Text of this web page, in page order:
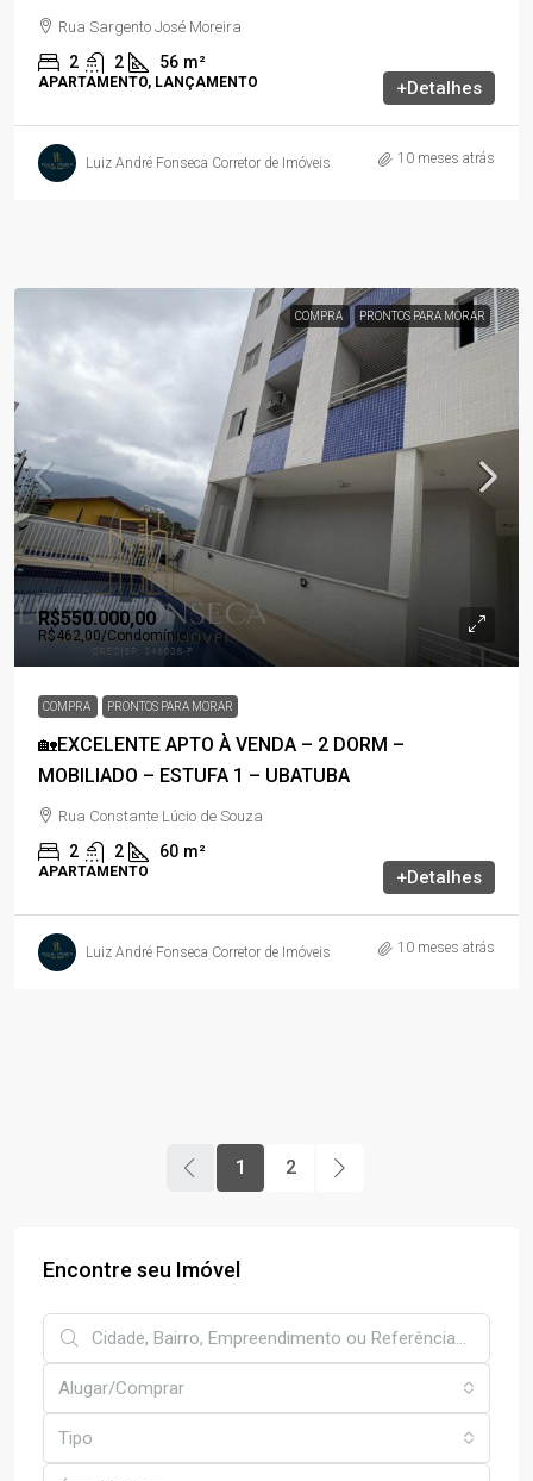
Rua Sargento José Moreira
2 2 56 m²
APARTAMENTO, LANÇAMENTO +Detalhes
Luiz André Fonseca Corretor de Imóveis 10 meses atrás
COMPRA PRONTOS PARA MORAR
R$550.000,00
R$462,00/Condomínio
COMPRA PRONTOS PARA MORAR
🏡EXCELENTE APTO À VENDA – 2 DORM –
MOBILIADO – ESTUFA 1 – UBATUBA
Rua Constante Lúcio de Souza
2 2 60 m²
APARTAMENTO +Detalhes
Luiz André Fonseca Corretor de Imóveis 10 meses atrás
1 2
Encontre seu Imóvel
Alugar/Comprar
Tipo